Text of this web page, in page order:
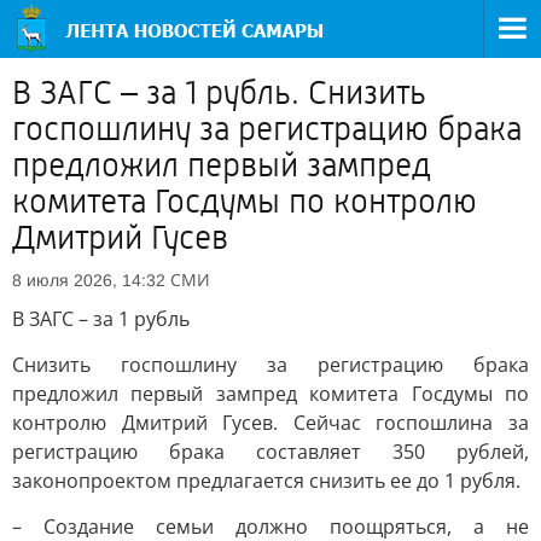
В ЗАГС – за 1 рубль. Снизить
госпошлину за регистрацию брака
предложил первый зампред
комитета Госдумы по контролю
Дмитрий Гусев
8 июля 2026, 14:32 СМИ
В ЗАГС – за 1 рубль
Снизить госпошлину за регистрацию брака
предложил первый зампред комитета Госдумы по
контролю Дмитрий Гусев. Сейчас госпошлина за
регистрацию брака составляет 350 рублей,
законопроектом предлагается снизить ее до 1 рубля.
– Создание семьи должно поощряться, а не